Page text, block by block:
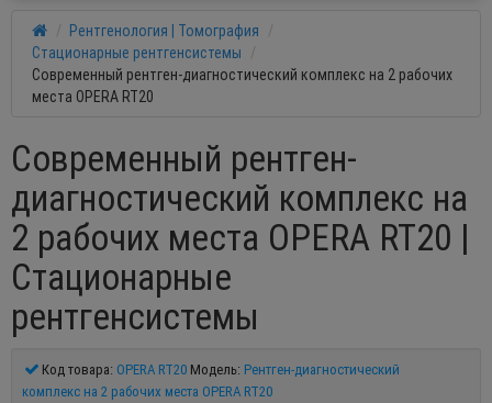
Рентгенология | Томография
Стационарные рентгенсистемы
Современный рентген-диагностический комплекс на 2 рабочих
места OPERA RT20
Современный рентген-
диагностический комплекс на
2 рабочих места OPERA RT20 |
Стационарные
рентгенсистемы
Код товара: OPERA RT20 Модель: Рентген-диагностический
комплекс на 2 рабочих места OPERA RT20